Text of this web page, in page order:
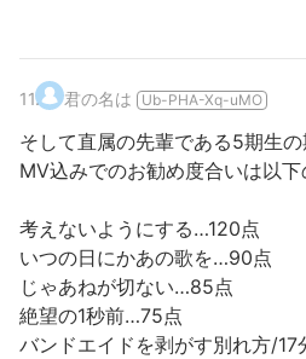
11. 君の名は Ub-PHA-Xq-uMO
そして直属の先輩である5期生
MV込みでのお勧め度合いは以
考えないようにする…120点
いつの日にかあの歌を…90点
じゃあねが切ない…85点
絶望の1秒前…75点
バンドエイドを剥がす別れ方/